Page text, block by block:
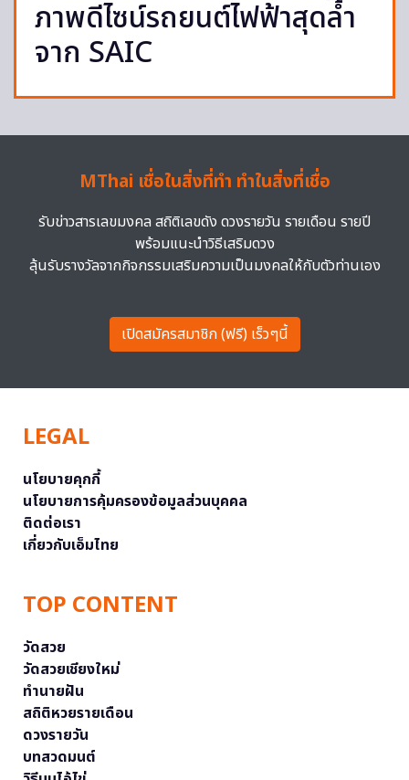
ภาพดีไซน์รถยนต์ไฟฟ้าสุดล้ำ
จาก SAIC
MThai เชื่อในสิ่งที่ทำ ทำในสิ่งที่เชื่อ
รับข่าวสารเลขมงคล สถิติเลขดัง ดวงรายวัน รายเดือน รายปี
พร้อมแนะนำวิธีเสริมดวง
ลุ้นรับรางวัลจากกิจกรรมเสริมความเป็นมงคลให้กับตัวท่านเอง
เปิดสมัครสมาชิก (ฟรี) เร็วๆนี้
LEGAL
นโยบายคุกกี้
นโยบายการคุ้มครองข้อมูลส่วนบุคคล
ติดต่อเรา
เกี่ยวกับเอ็มไทย
TOP CONTENT
วัดสวย
วัดสวยเชียงใหม่
ทำนายฝัน
สถิติหวยรายเดือน
ดวงรายวัน
บทสวดมนต์